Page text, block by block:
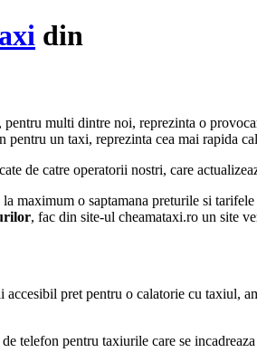
din
, pentru multi dintre noi, reprezinta o
pentru un taxi, reprezinta cea mai rapida
de catre operatorii nostri, care
maximum o saptamana preturile si
, fac din site-ul cheamataxi.ro un site
accesibil pret pentru o calatorie cu taxiul,
telefon pentru taxiurile care se